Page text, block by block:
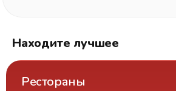
Находите лучшее
Рестораны